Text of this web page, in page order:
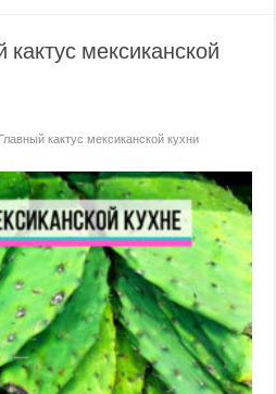
мексиканской
кактус мексиканской кухни